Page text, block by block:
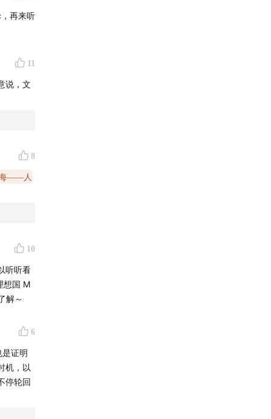
的主
再来听
11
说，文
8
海——人
10
听听看
解～
6
证明
机，以
停轮回